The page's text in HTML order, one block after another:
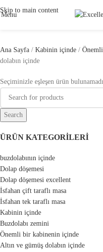
Skip to main content
Menu
ÜRÜN KATEGORILERI
buzdolabının içinde
Dolap döşemesi
Dolap döşemesi excellent
İsfahan çift taraflı masa
İsfahan tek taraflı masa
Kabinin içinde
Buzdolabı zemini
Önemli bir kabinenin içinde
Altın ve gümüş dolabın içinde
Ana Sayfa Kabinin içinde
dolabın içinde
Seçiminizle eşleşen ürün
Search